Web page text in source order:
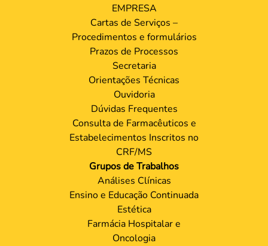
EMPRESA
Cartas de Serviços –
Procedimentos e formulários
Prazos de Processos
Secretaria
Orientações Técnicas
Ouvidoria
Dúvidas Frequentes
Consulta de Farmacêuticos e
Estabelecimentos Inscritos no
CRF/MS
Grupos de Trabalhos
Análises Clínicas
Ensino e Educação Continuada
Estética
Farmácia Hospitalar e
Oncologia